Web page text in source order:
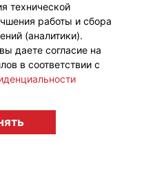
2009-2026 12+
технической
работы и сбора
(аналитики).
даете согласие на
в соответствии с